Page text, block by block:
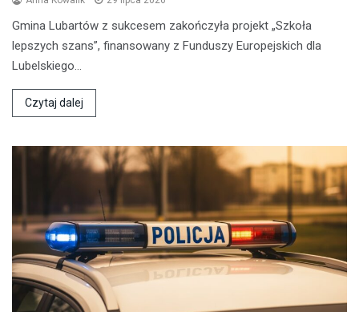
Gmina Lubartów z sukcesem zakończyła projekt „Szkoła
lepszych szans”, finansowany z Funduszy Europejskich dla
Lubelskiego…
Czytaj dalej